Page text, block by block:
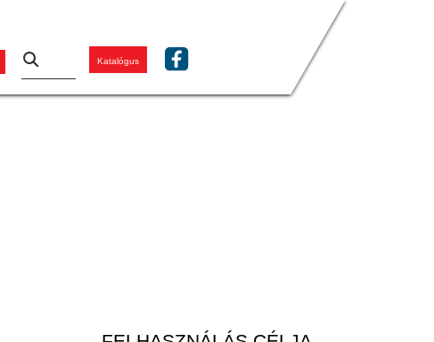
Katalógus